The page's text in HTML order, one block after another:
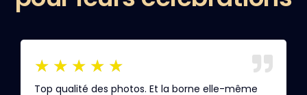
★ ★ ★ ★ ★
Top qualité des photos. Et la borne elle-même